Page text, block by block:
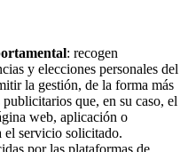
: recogen
y elecciones personales del
la gestión, de la forma más
que, en su caso, el
web, aplicación o
el servicio solicitado.